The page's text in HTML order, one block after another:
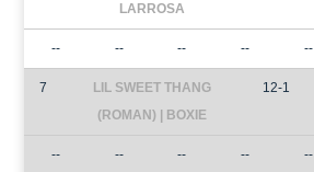
LARROSA
-- -- -- -- --
7
LIL SWEET THANG
(ROMAN) | BOXIE
12-1
-- -- -- -- --